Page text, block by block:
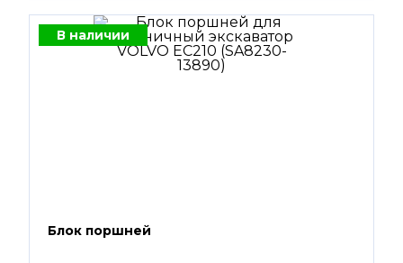
В наличии
Блок поршней